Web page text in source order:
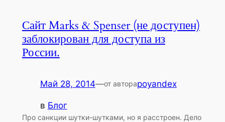
Сайт Marks & Spenser (не доступен)
заблокирован для доступа из
России.
Май 28, 2014—от автораpoyandex
в Блог
Про санкции шутки-шутками, но я расстроен. Дело